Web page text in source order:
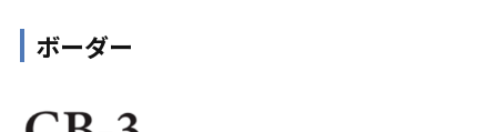
ボーダー